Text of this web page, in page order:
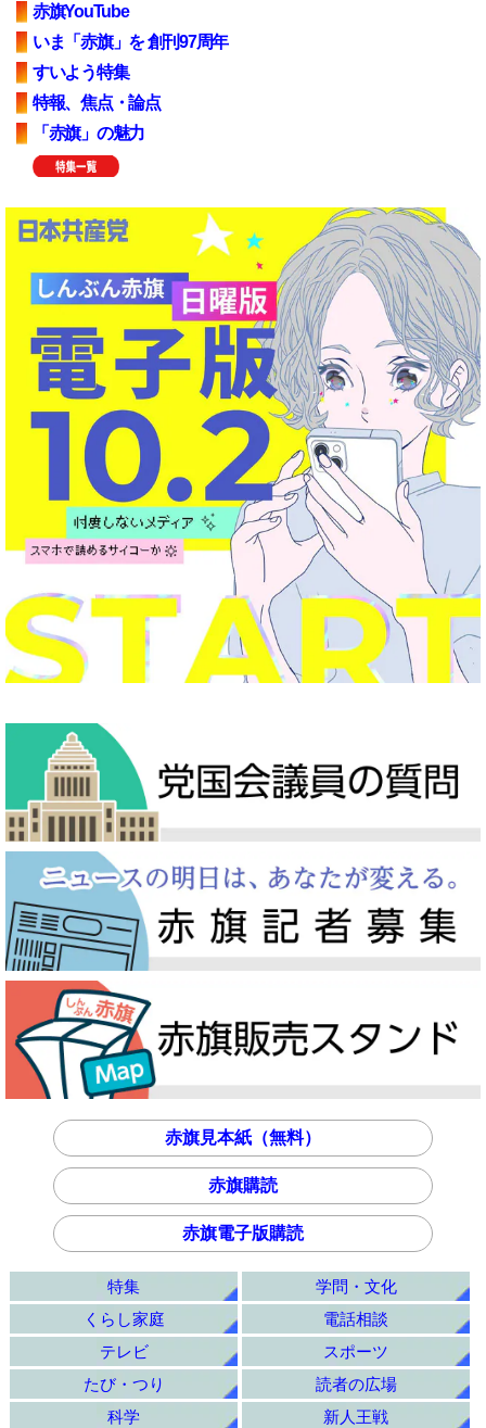
赤旗YouTube
いま「赤旗」を 創刊97周年
すいよう特集
特報、焦点・論点
「赤旗」の魅力
赤旗見本紙（無料）
赤旗購読
赤旗電子版購読
特集
学問・文化
くらし家庭
電話相談
テレビ
スポーツ
たび・つり
読者の広場
科学
新人王戦